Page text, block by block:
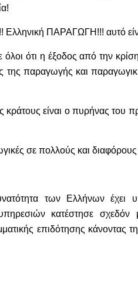
Ελληνική ΠΑΡΑΓΩΓΗ!!! αυτό
ότι η έξοδος από την
της παραγωγής και
είναι ο πυρήνας του
σε πολλούς και
των Ελλήνων
κατέστησε
επιδότησης κάνοντας